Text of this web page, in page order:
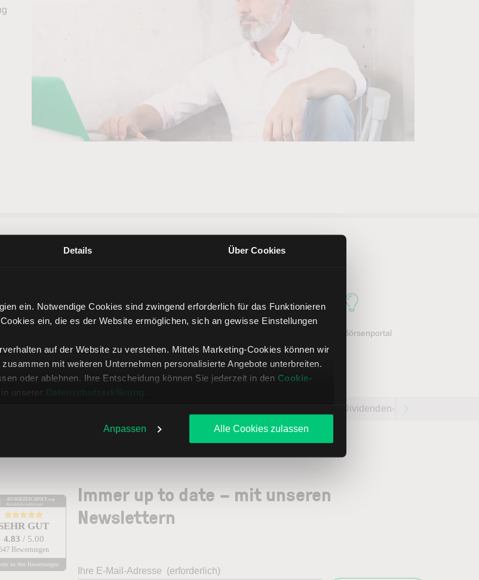
Details Über Cookies
ein. Notwendige Cookies sind zwingend erforderlich für das Funktionieren
ein, die es der Website ermöglichen, sich an gewisse Einstellungen
auf der Website zu verstehen. Mittels Marketing-Cookies können wir
mit weiteren Unternehmen personalisierte Angebote unterbreiten.
oder ablehnen. Ihre Entscheidung können Sie jederzeit in den Cookie-
unserer Datenschutzerklärung
Anpassen Alle Cookies zulassen
Vorteile vom Online Broker LYNX
Großes Börsenportal
Dividenden-Aktien weltweit
AUSGEZEICHNET.org
Kundenbewertungen
GUT
4.83 / 5.00
Bewertungen
zu den Bewertungen
Immer up to date – mit unseren
Newslettern
Ihre E-Mail-Adresse (erforderlich)